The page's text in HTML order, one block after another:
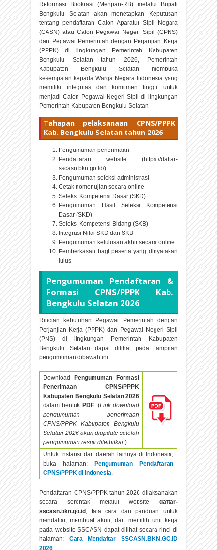
Reformasi Birokrasi (Menpan-RB) melalui Bupati
Bengkulu Selatan akan menetapkan Keputusan
tentang pendaftaran Calon Aparatur Sipil Negara
(CASN) atau Calon Pegawai Negeri Sipil (CPNS)
dan Pegawai Pemerintah dengan Perjanjian Kerja
(PPPK) di lingkungan Pemerintah Kabupaten
Bengkulu Selatan tahun2026, Pemerintah
Kabupaten Bengkulu Selatan membuka
kesempatan kepada Warga Negara Indonesia yang
memiliki integritas dan komitmen tinggi untuk
menjadi Calon Pegawai Negeri Sipil di lingkungan
Pemerintah Kabupaten Bengkulu Selatan
Tahapan pelaksanaan CPNS/PPPK
Kab. Bengkulu Selatan tahun 2026
Pengumuman penerimaan
Pendaftaran website (https://daftar-
sscasn.bkn.go.id/)
Pengumuman seleksi administrasi
Cetak nomor ujian secara online
Seleksi Kompetensi Dasar (SKD)
Pengumuman Hasil Seleksi Kompetensi
Dasar (SKD)
Seleksi Kompetensi Bidang (SKB)
Integrasi Nilai SKD dan SKB
Pengumuman kelulusan akhir secara online
Pemberkasan bagi peserta yang dinyatakan
lulus
Pengumuman Pendaftaran &
Formasi CPNS/PPPK Kab.
Bengkulu Selatan 2026
Rincian kebutuhan Pegawai Pemerintah dengan
Perjanjian Kerja (PPPK) dan Pegawai Negeri Sipil
(PNS) di lingkungan Pemerintah Kabupaten
Bengkulu Selatan dapat dilihat pada lampiran
pengumuman dibawah ini.
Download
Pengumuman Formasi
Penerimaan CPNS/PPPK
Kabupaten Bengkulu Selatan2026
dalam bentuk PDF: (Link download
pengumuman penerimaan
CPNS/PPPK Kabupaten Bengkulu
Selatan 2026 akan diupdate setelah
pengumuman resmi diterbitkan)
Untuk Instansi dan daerah lainnya di Indonesia,
buka halaman:
Pengumuman Pendaftaran
CPNS/PPPK di Indonesia.
Pendaftaran CPNS/PPPK tahun2026 dilaksanakan
secara serentak melalui website daftar-
sscasn.bkn.go.id , tata cara dan panduan untuk
mendaftar, membuat akun, dan memilih unit kerja
pada website SSCASN dapat dilihat secara rinci di
halaman: Cara Mendaftar SSCASN.BKN.GO.ID
2026.